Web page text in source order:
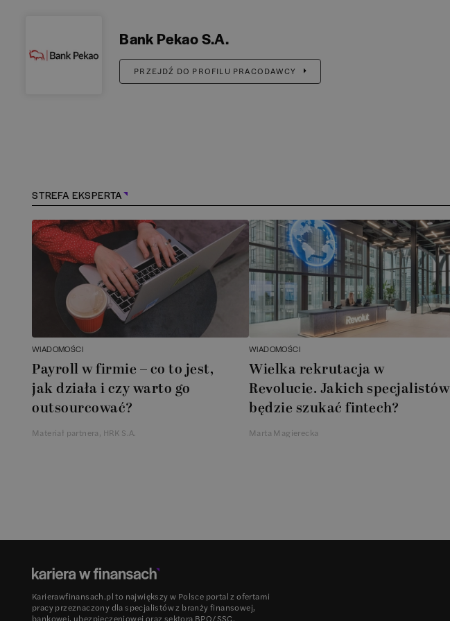
Bank Pekao S.A.
PRZEJDŹ DO PROFILU PRACODAWCY
STREFA EKSPERTA
WIADOMOŚCI
Payroll w firmie – co to jest,
jak działa i czy warto go
outsourcować?
Materiał partnera, HRK S.A.
WIADOMOŚCI
Wielka rekrutacja w
Revolucie. Jakich specjalistów
będzie szukać fintech?
Marta Magierecka
Karierawfinansach.pl to największy w Polsce portal z ofertami
pracy przeznaczony dla specjalistów z branży finansowej,
bankowej, ubezpieczeniowej oraz sektora BPO/SSC.